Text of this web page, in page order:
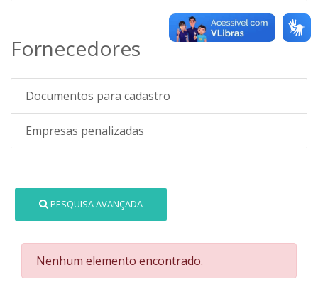
Fornecedores
Documentos para cadastro
Empresas penalizadas
PESQUISA AVANÇADA
Nenhum elemento encontrado.